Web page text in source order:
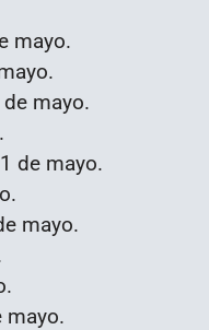
mayo.
mayo.
de mayo.
mayo.
mayo.